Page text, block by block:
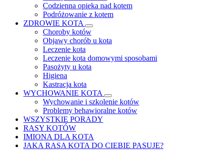
Codzienna opieka nad kotem
Podróżowanie z kotem
ZDROWIE KOTA
Choroby kotów
Objawy chorób u kota
Leczenie kota
Leczenie kota domowymi sposobami
Pasożyty u kota
Higiena
Kastracja kota
WYCHOWANIE KOTA
Wychowanie i szkolenie kotów
Problemy behawioralne kotów
WSZYSTKIE PORADY
RASY KOTÓW
IMIONA DLA KOTA
JAKA RASA KOTA DO CIEBIE PASUJE?